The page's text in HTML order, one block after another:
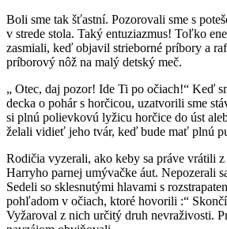
Boli sme tak šťastní. Pozorovali sme s
v strede stola. Taký entuziazmus! Toľko
zasmiali, keď objavil strieborné príbory a
príborový nôž na malý detský meč.
„ Otec, daj pozor! Ide Ti po očiach!“ Keď
decka o pohár s horčicou, uzatvorili sme
si plnú polievkovú lyžicu horčice do úst
želali vidieť jeho tvár, keď bude mať plnú
Rodičia vyzerali, ako keby sa práve vrátili
Harryho parnej umývačke áut. Nepozerali
Sedeli so sklesnutými hlavami s
pohľadom v očiach, ktoré hovorili :“
Vyžaroval z nich určitý druh nevraživosti.